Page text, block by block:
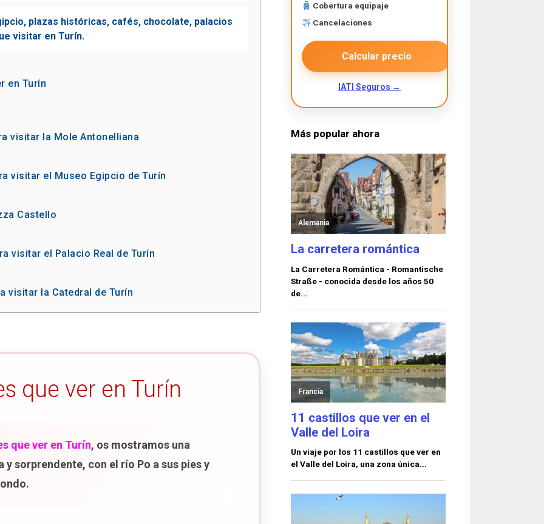
en Turín
visitar la Mole Antonelliana
visitar el Museo Egipcio de Turín
Castello
visitar el Palacio Real de Turín
visitar la Catedral de Turín
de los Capuchinos
que ver en Turín
que ver en Turín, os mostramos una
sorprendente, con el río Po a sus pies y
Cobertura equipaje
Cancelaciones
Calcular precio
IATI Seguros →
Más popular ahora